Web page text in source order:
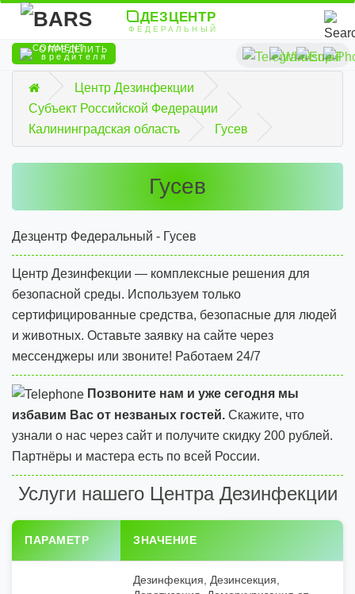
ДЕЗЦЕНТР
ФЕДЕРАЛЬНЫЙ
ОПРЕДЕЛИТЬ
вредителя
Центр Дезинфекции
Субъект Российской Федерации
Калининградская область
Гусев
Гусев
Дезцентр Федеральный - Гусев
Центр Дезинфекции — комплексные решения для
безопасной среды. Используем только
сертифицированные средства, безопасные для людей
и животных. Оставьте заявку на сайте через
мессенджеры или звоните! Работаем 24/7
Позвоните нам и уже сегодня мы
избавим Вас от незваных гостей. Скажите, что
узнали о нас через сайт и получите скидку 200 рублей.
Партнёры и мастера есть по всей России.
Услуги нашего Центра Дезинфекции
ПАРАМЕТР ЗНАЧЕНИЕ
Дезинфекция, Дезинсекция,